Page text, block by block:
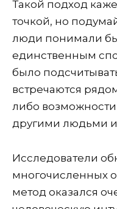
Такой подход
точкой, но
люди понимали
единственным
было
встречаются
либо
другими людьми
Исследователи
многочисленных
метод оказался